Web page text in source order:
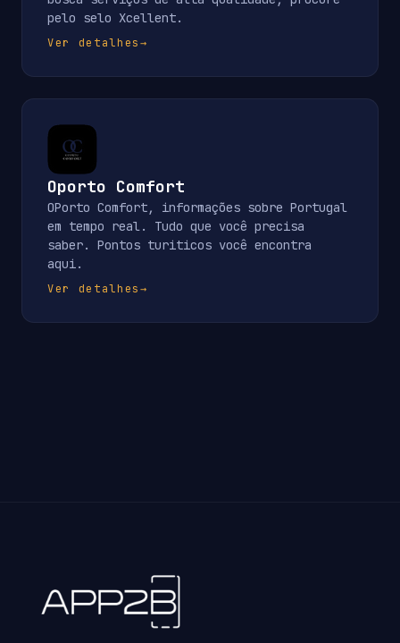
pelo selo Xcellent.
Ver detalhes→
Oporto Comfort
OPorto Comfort, informações sobre Portugal
em tempo real. Tudo que você precisa
saber. Pontos turiticos você encontra
aqui.
Ver detalhes→